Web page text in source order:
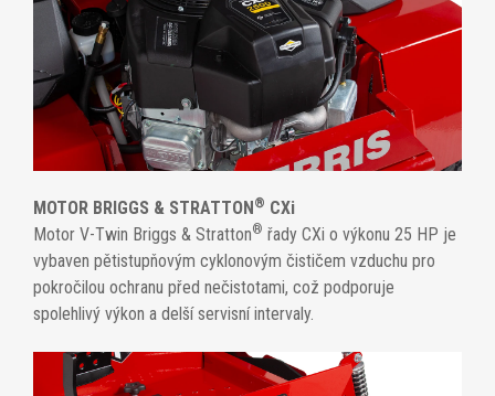
MOTOR BRIGGS & STRATTON® CXi
Motor V-Twin Briggs & Stratton® řady CXi o výkonu 25 HP je
vybaven pětistupňovým cyklonovým čističem vzduchu pro
pokročilou ochranu před nečistotami, což podporuje
spolehlivý výkon a delší servisní intervaly.